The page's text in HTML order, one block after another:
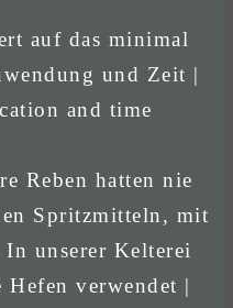
auf das minimal
und Zeit |
and time
Reben hatten nie
Spritzmitteln, mit
unserer Kelterei
verwendet |